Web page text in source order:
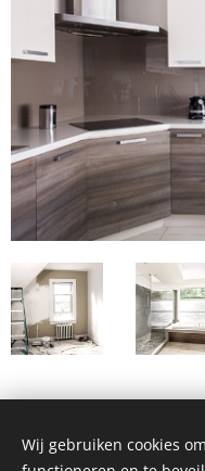
Wij gebruiken cookies